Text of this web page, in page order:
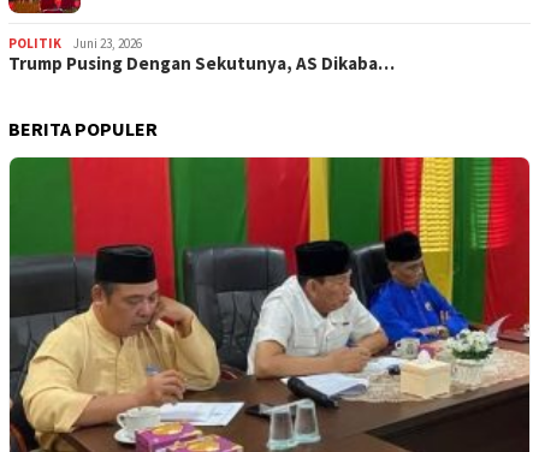
POLITIK Juni 23, 2026
Trump Pusing Dengan Sekutunya, AS Dikaba…
BERITA POPULER